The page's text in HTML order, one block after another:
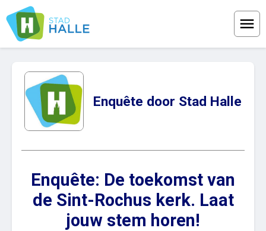
Enquête door Stad Halle
Enquête: De toekomst van
de Sint-Rochus kerk. Laat
jouw stem horen!